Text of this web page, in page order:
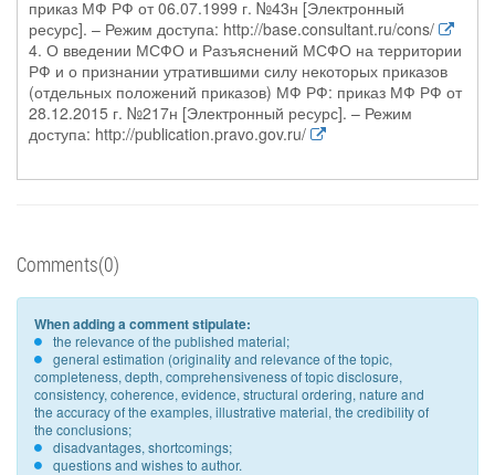
приказ МФ РФ от 06.07.1999 г. №43н [Электронный
ресурс]. – Режим доступа: http://base.consultant.ru/cons/
4. О введении МСФО и Разъяснений МСФО на территории
РФ и о признании утратившими силу некоторых приказов
(отдельных положений приказов) МФ РФ: приказ МФ РФ от
28.12.2015 г. №217н [Электронный ресурс]. – Режим
доступа: http://publication.pravo.gov.ru/
Comments(0)
When adding a comment stipulate:
the relevance of the published material;
general estimation (originality and relevance of the topic,
completeness, depth, comprehensiveness of topic disclosure,
consistency, coherence, evidence, structural ordering, nature and
the accuracy of the examples, illustrative material, the credibility of
the conclusions;
disadvantages, shortcomings;
questions and wishes to author.